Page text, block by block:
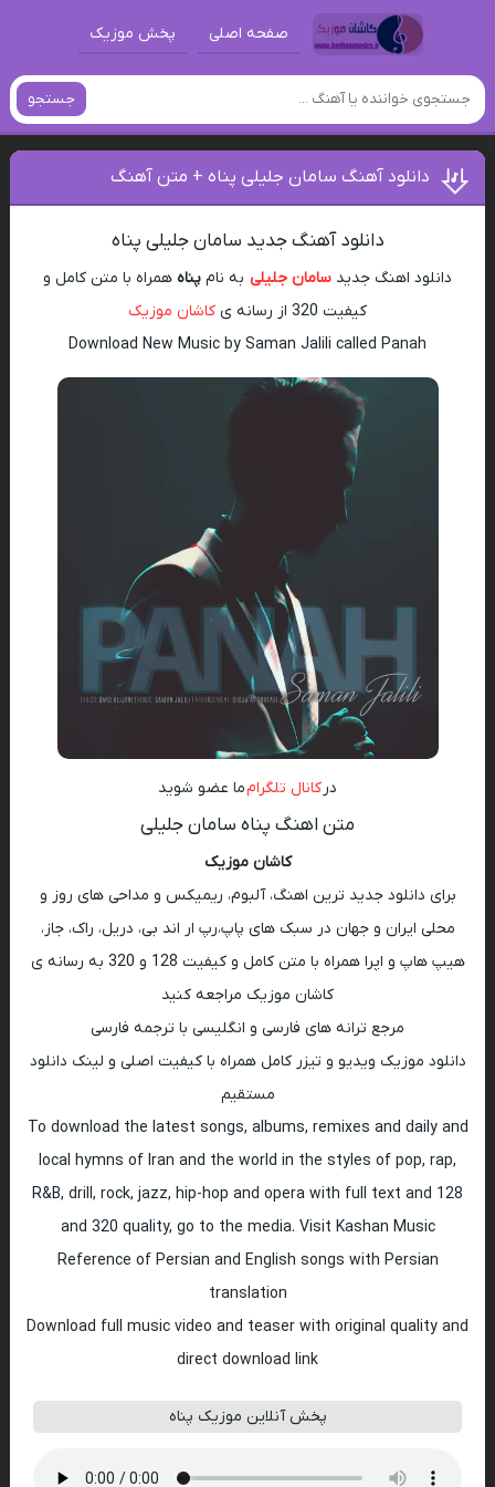
صفحه اصلی پخش موزیک
جستجو
دانلود آهنگ سامان جلیلی پناه + متن آهنگ
دانلود آهنگ جدید سامان جلیلی پناه
دانلود اهنگ جدید سامان جلیلی به نام پناه همراه با متن کامل و
کیفیت 320 از رسانه ی
کاشان موزیک
Download New Music by Saman Jalili called Panah
در کانال تلگرامما عضو شوید
متن اهنگ پناه سامان جلیلی
کاشان موزیک
برای دانلود جدید ترین اهنگ، آلبوم، ریمیکس و مداحی های روز و
محلی ایران و جهان در سبک های پاپ،رپ ار اند بی، دریل، راک، جاز،
هیپ هاپ و اپرا همراه با متن کامل و کیفیت 128 و 320 به رسانه ی
کاشان موزیک مراجعه کنید
مرجع ترانه های فارسی و انگلیسی با ترجمه فارسی
دانلود موزیک ویدیو و تیزر کامل همراه با کیفیت اصلی و لینک دانلود
مستقیم
To download the latest songs, albums, remixes and daily and
local hymns of Iran and the world in the styles of pop, rap,
R&B, drill, rock, jazz, hip-hop and opera with full text and 128
and 320 quality, go to the media. Visit Kashan Music
Reference of Persian and English songs with Persian
translation
Download full music video and teaser with original quality and
direct download link
پخش آنلاین موزیک پناه